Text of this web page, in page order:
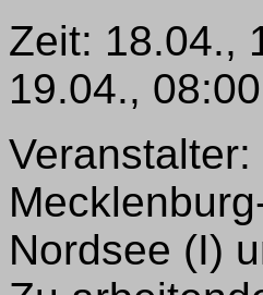
Zeit: 18.04.,
19.04.,
Nordsee (I)